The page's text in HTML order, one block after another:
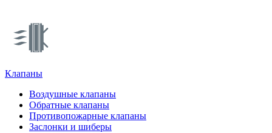
Клапаны
Воздушные клапаны
Обратные клапаны
Противопожарные клапаны
Заслонки и шиберы